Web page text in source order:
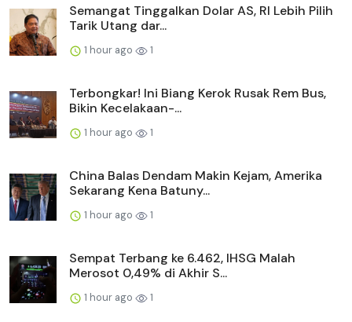
Semangat Tinggalkan Dolar AS, RI Lebih Pilih
Tarik Utang dar...
1 hour ago 1
Terbongkar! Ini Biang Kerok Rusak Rem Bus,
Bikin Kecelakaan-...
1 hour ago 1
China Balas Dendam Makin Kejam, Amerika
Sekarang Kena Batuny...
1 hour ago 1
Sempat Terbang ke 6.462, IHSG Malah
Merosot 0,49% di Akhir S...
1 hour ago 1